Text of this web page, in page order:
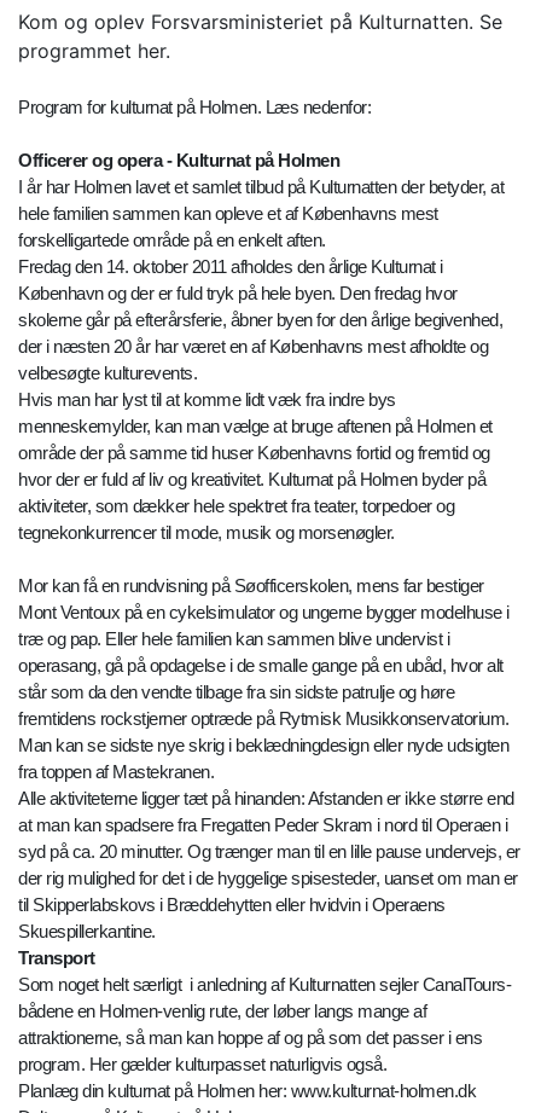
Kom og oplev Forsvarsministeriet på Kulturnatten. Se
programmet her.
Program for kulturnat på Holmen. Læs nedenfor:
Officerer og opera - Kulturnat på Holmen
I år har Holmen lavet et samlet tilbud på Kulturnatten der betyder, at
hele familien sammen kan opleve et af Københavns mest
forskelligartede område på en enkelt aften.
Fredag den 14. oktober 2011 afholdes den årlige Kulturnat i
København og der er fuld tryk på hele byen. Den fredag hvor
skolerne går på efterårsferie, åbner byen for den årlige begivenhed,
der i næsten 20 år har været en af Københavns mest afholdte og
velbesøgte kulturevents.
Hvis man har lyst til at komme lidt væk fra indre bys
menneskemylder, kan man vælge at bruge aftenen på Holmen et
område der på samme tid huser Københavns fortid og fremtid og
hvor der er fuld af liv og kreativitet. Kulturnat på Holmen byder på
aktiviteter, som dækker hele spektret fra teater, torpedoer og
tegnekonkurrencer til mode, musik og morsenøgler.
Mor kan få en rundvisning på Søofficerskolen, mens far bestiger
Mont Ventoux på en cykelsimulator og ungerne bygger modelhuse i
træ og pap. Eller hele familien kan sammen blive undervist i
operasang, gå på opdagelse i de smalle gange på en ubåd, hvor alt
står som da den vendte tilbage fra sin sidste patrulje og høre
fremtidens rockstjerner optræde på Rytmisk Musikkonservatorium.
Man kan se sidste nye skrig i beklædningdesign eller nyde udsigten
fra toppen af Mastekranen.
Alle aktiviteterne ligger tæt på hinanden: Afstanden er ikke større end
at man kan spadsere fra Fregatten Peder Skram i nord til Operaen i
syd på ca. 20 minutter. Og trænger man til en lille pause undervejs, er
der rig mulighed for det i de hyggelige spisesteder, uanset om man er
til Skipperlabskovs i Bræddehytten eller hvidvin i Operaens
Skuespillerkantine.
Transport
Som noget helt særligt i anledning af Kulturnatten sejler CanalTours-
bådene en Holmen-venlig rute, der løber langs mange af
attraktionerne, så man kan hoppe af og på som det passer i ens
program. Her gælder kulturpasset naturligvis også.
Planlæg din kulturnat på Holmen her: www.kulturnat-holmen.dk